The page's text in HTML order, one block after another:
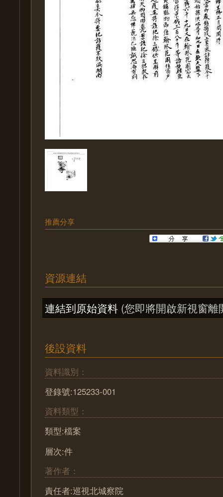
推薦分享
資源連結
連結到原始資料 (您即將開啟新視窗離
後設資料
資料識別：
登錄號:125233-001
資料類型：
類型:檔案
層次:件
著作者：
責任者:巡視北城察院